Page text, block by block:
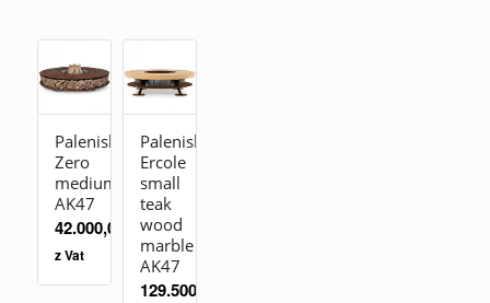
Palenisko
Zero
medium
AK47
42.000,00
z Vat
Palenisko
Ercole
small
teak
wood
marble
AK47
129.500,00